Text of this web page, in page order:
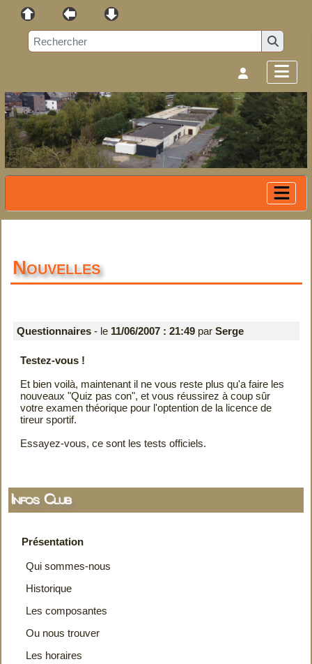
Infos Club
Présentation
Qui sommes-nous
Historique
Les composantes
Ou nous trouver
Les horaires
Nouvelles
Questionnaires - le 11/06/2007 : 21:49par Serge
Testez-vous !
Et bien voilà, maintenant il ne vous reste plus qu'a faire les
nouveaux "Quiz pas con", et vous réussirez à coup sûr
votre examen théorique pour l'optention de la licence de
tireur sportif.
Essayez-vous, ce sont les tests officiels.